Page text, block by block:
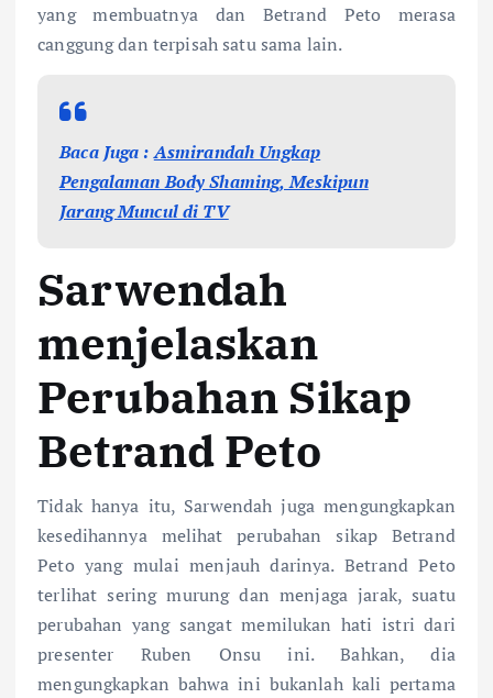
yang membuatnya dan Betrand Peto merasa
canggung dan terpisah satu sama lain.
Baca Juga :Asmirandah Ungkap
Pengalaman Body Shaming, Meskipun
Jarang Muncul di TV
Sarwendah
menjelaskan
Perubahan Sikap
Betrand Peto
Tidak hanya itu, Sarwendah juga mengungkapkan
kesedihannya melihat perubahan sikap Betrand
Peto yang mulai menjauh darinya. Betrand Peto
terlihat sering murung dan menjaga jarak, suatu
perubahan yang sangat memilukan hati istri dari
presenter Ruben Onsu ini. Bahkan, dia
mengungkapkan bahwa ini bukanlah kali pertama